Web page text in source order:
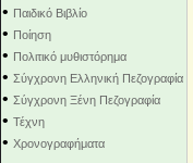
• Παιδικό Βιβλίο
• Ποίηση
• Πολιτικό μυθιστόρημα
• Σύγχρονη Ελληνική Πεζογραφία
• Σύγχρονη Ξένη Πεζογραφία
• Τέχνη
• Χρονογραφήματα